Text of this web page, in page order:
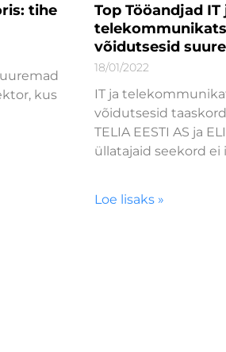
tihe
kus
Top Tööandjad IT
võidutsesid
18/01/2022
IT ja
võidutsesid
TELIA EESTI AS ja
üllatajaid seekord ei
Loe lisaks »